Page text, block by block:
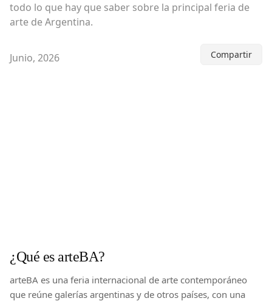
todo lo que hay que saber sobre la principal feria de
arte de Argentina.
Junio, 2026 Compartir
¿Qué es arteBA?
arteBA es una feria internacional de arte contemporáneo
que reúne galerías argentinas y de otros países, con una